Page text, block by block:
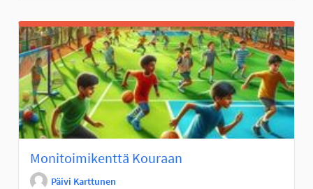
Monitoimikenttä Kouraan
Päivi Karttunen